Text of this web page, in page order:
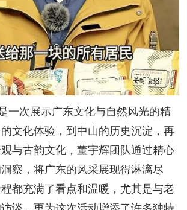
一次展示广东文化与自然风光的精
文化体验，到中山的历史沉淀，再
与古韵文化，董宇辉团队通过精心
察，将广东的风采展现得淋漓尽
都充满了看点和温暖，尤其是与老